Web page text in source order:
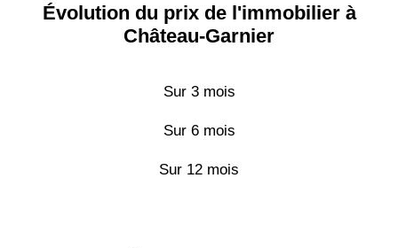
Évolution du prix de l'immobilier à
Château-Garnier
Sur 3 mois
Sur 6 mois
Sur 12 mois